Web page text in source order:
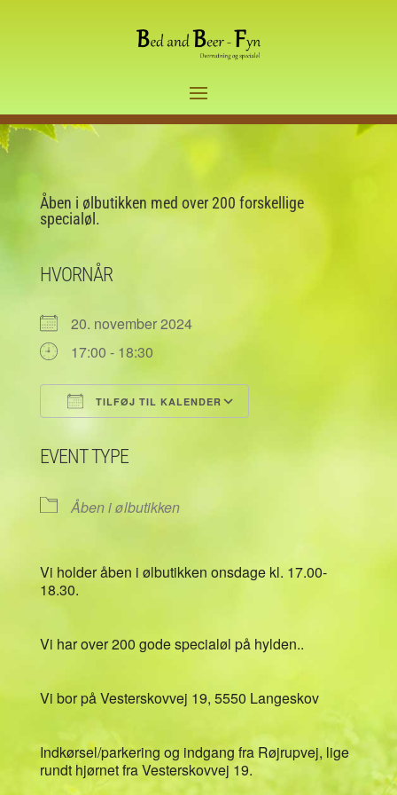
Åben i ølbutikken med over 200 forskellige
specialøl.
HVORNÅR
20. november 2024
17:00 - 18:30
TILFØJ TIL KALENDER
Download ICS
EVENT TYPE
Åben i ølbutikken
Vi holder åben i ølbutikken onsdage kl. 17.00-
18.30.
Vi har over 200 gode specialøl på hylden..
Vi bor på Vesterskovvej 19, 5550 Langeskov
Indkørsel/parkering og indgang fra Røjrupvej, lige
rundt hjørnet fra Vesterskovvej 19.